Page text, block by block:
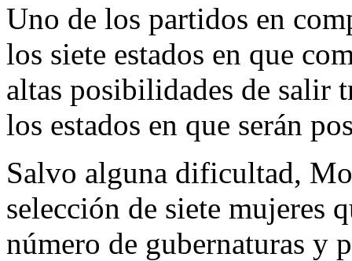
Uno de los partidos en
los siete estados en que
altas posibilidades de salir
los estados en que serán
Salvo alguna dificultad,
selección de siete mujeres
número de gubernaturas y